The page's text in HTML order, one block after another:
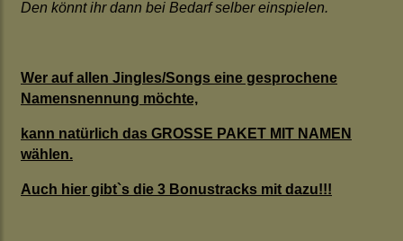
Den könnt ihr dann bei Bedarf selber einspielen.
Wer auf allen Jingles/Songs eine gesprochene
Namensnennung möchte,
kann natürlich das GROSSE PAKET MIT NAMEN
wählen.
Auch hier gibt`s die 3 Bonustracks mit dazu!!!